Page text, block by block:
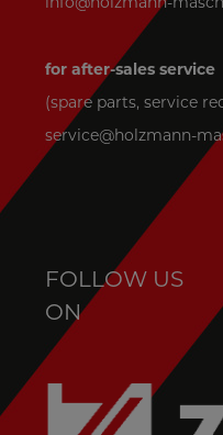
for after-sales service
(spare parts, service
service@holzmann-
FOLLOW US
ON